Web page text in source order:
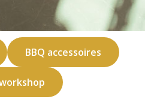
BBQ accessoires